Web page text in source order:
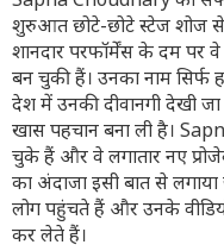
शुरुआत छोटे-छोटे स्टेज शोज
शानदार परफॉर्मेंस के दम पर
बन चुकी हैं। उनका नाम सिर्फ
देश में उनकी दीवानगी देखी
खास पहचान बना ली है।
चुके हैं और वे लगातार नए
का अंदाजा इसी बात से
लोग पहुंचते हैं और उनके
कर लेते हैं।